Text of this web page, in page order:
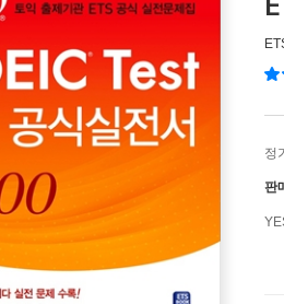
정
판